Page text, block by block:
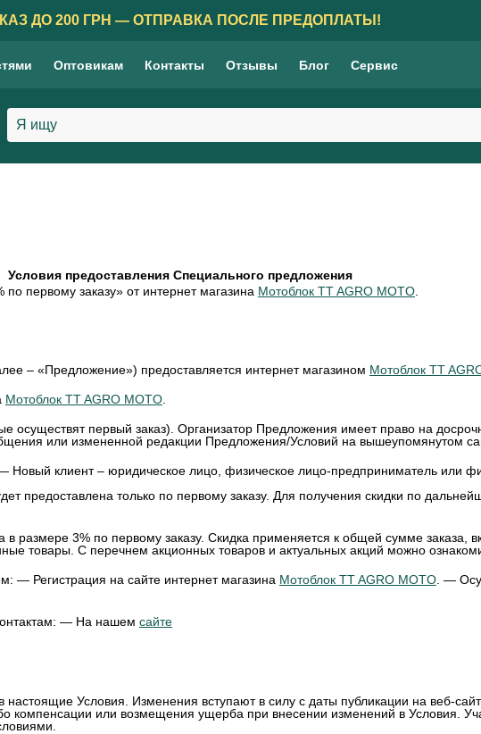
ДО 200 ГРН — ОТПРАВКА ПОСЛЕ ПРЕДОПЛАТЫ!
Оптовикам Контакты Отзывы Блог Сервис
Условия предоставления Специального предложения
по первому заказу» от интернет магазина Мотоблок TT AGRO MOTO
– «Предложение») предоставляется интернет магазином Мотоблок TT
Мотоблок TT AGRO MOTO
осуществят первый заказ). Организатор Предложения имеет право на
или измененной редакции Предложения/Условий на вышеупомянутом
Новый клиент– юридическое лицо, физическое лицо-предприниматель или
предоставлена ​​только по первому заказу. Для получения скидки по
размере 3% по первому заказу. Скидка применяется к общей сумме заказа,
товары. С перечнем акционных товаров и актуальных акций можно
— Регистрация на сайте интернет магазина Мотоблок TT AGRO MOTO . —
— На нашем сайте
Условия. Изменения вступают в силу с даты публикации на веб-
компенсации или возмещения ущерба при внесении изменений в Условия.